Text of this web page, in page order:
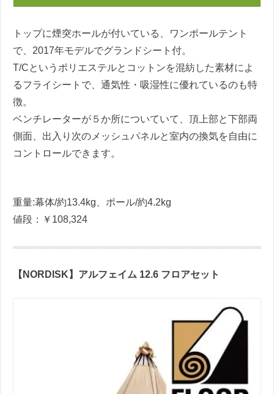
トップに煙突ホールが付いている、ワンポールテント
で、2017年モデルでグランドシート付。
T/Cというポリエステルとコットンを混紡した素材によ
るフライシートで、通気性・吸湿性に優れているのも特
徴。
ベンチレーターが５か所についていて、頂上部と下部両
側面、出入り次のメッシュパネルと室内の換気を自由に
コントロールできます。
重量:幕体/約13.4kg、ポール/約4.2kg
値段：￥108,324
【NORDISK】アルフェイム 12.6 フロアセット